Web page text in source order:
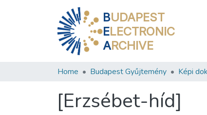
BUDAPEST
ELECTRONIC
ARCHIVE
Home Budapest Gyűjtemény Képi
[Erzsébet-híd]